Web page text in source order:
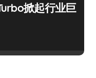
掀起行业巨